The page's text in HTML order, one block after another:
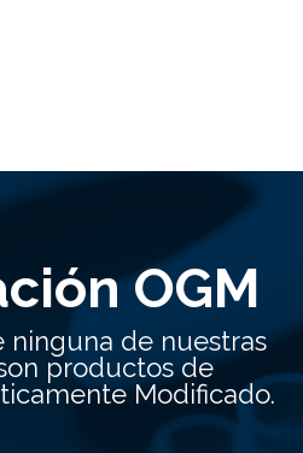
OGM
ninguna de nuestras
productos de
Modificado.